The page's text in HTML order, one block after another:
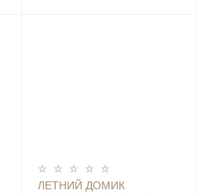
ЛЕТНИЙ ДОМИК